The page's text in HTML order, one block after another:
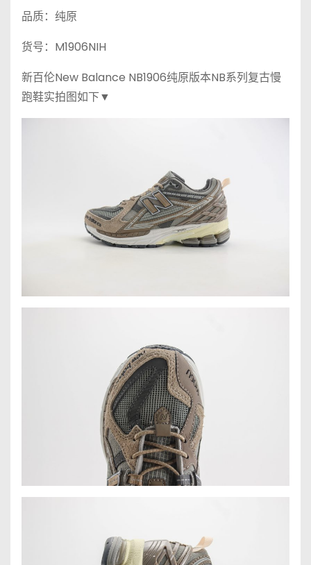
品质：纯原
货号：M1906NIH
新百伦New Balance NB1906纯原版本NB系列复古慢
跑鞋实拍图如下▼